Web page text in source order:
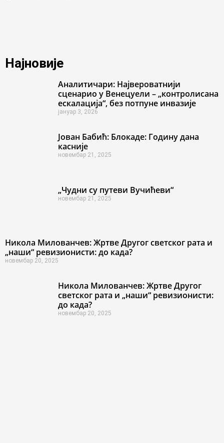
Најновије
Аналитичари: Највероватнији
сценарио у Венецуели – „контролисана
ескалација“, без потпуне инвазије
јануар 3, 2026
Јован Бабић: Блокаде: Годину дана
касније
новембар 21, 2025
„Чудни су путеви Вучићеви“
новембар 21, 2025
Никола Милованчев: Жртве Другог светског рата и
„наши“ ревизионисти: до када?
новембар 20, 2025
Никола Милованчев: Жртве Другог
светског рата и „наши“ ревизионисти:
до када?
новембар 20, 2025